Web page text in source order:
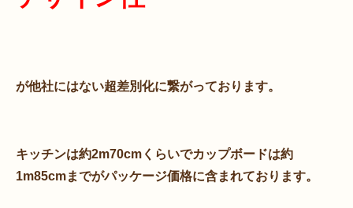
が他社にはない超差別化に繋がっております。
キッチンは約2m70cmくらいでカップボードは約
1m85cmまでがパッケージ価格に含まれております。